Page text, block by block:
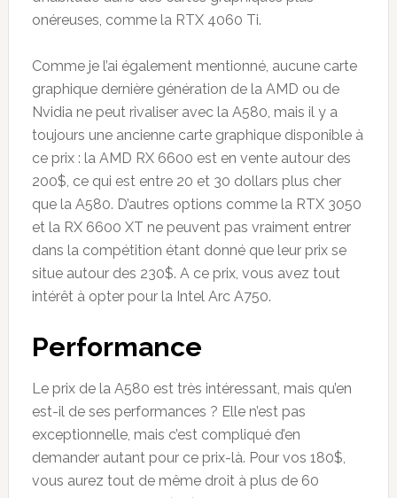
onéreuses, comme la RTX 4060 Ti.
Comme je l’ai également mentionné, aucune carte
graphique dernière génération de la AMD ou de
Nvidia ne peut rivaliser avec la A580, mais il y a
toujours une ancienne carte graphique disponible à
ce prix : la AMD RX 6600 est en vente autour des
200$, ce qui est entre 20 et 30 dollars plus cher
que la A580. D’autres options comme la RTX 3050
et la RX 6600 XT ne peuvent pas vraiment entrer
dans la compétition étant donné que leur prix se
situe autour des 230$. A ce prix, vous avez tout
intérêt à opter pour la Intel Arc A750.
Performance
Le prix de la A580 est très intéressant, mais qu’en
est-il de ses performances ? Elle n’est pas
exceptionnelle, mais c’est compliqué d’en
demander autant pour ce prix-là. Pour vos 180$,
vous aurez tout de même droit à plus de 60